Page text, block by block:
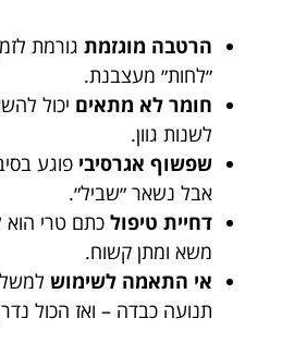
הרטבה מוגזמת גורמת
״לחות״ מעצבנת.
חומר לא מתאים יכול
לשנות גוון.
שפשוף אגרסיבי פוגע
אבל נשאר ״שביל״.
דחיית טיפול כתם טרי הוא
משא ומתן קשוח.
אי התאמה לשימוש למשל
תנועה כבדה – ואז הכול